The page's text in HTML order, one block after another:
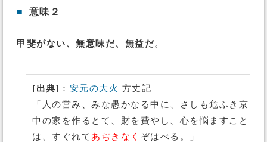
■ 意味２
甲斐がない、無意味だ、無益だ。
[出典] ： 安元の大火 方丈記
「人の営み、みな愚かなる中に、さしも危ふき京
中の家を作るとて、財を費やし、心を悩ますこと
は、すぐれて あぢきなく ぞはべる。」